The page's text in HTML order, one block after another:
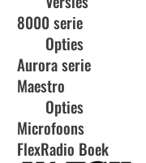
8000 serie
Opties
Aurora serie
Maestro
Opties
Microfoons
FlexRadio Boek